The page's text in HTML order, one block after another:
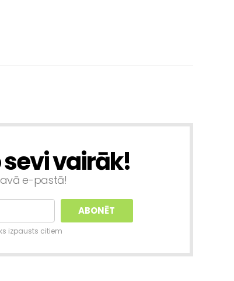
sevi vairāk!
e-pastā!
izpausts citiem